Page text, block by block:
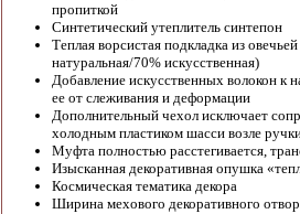
пропиткой
Синтетический утеплитель синтепон
Теплая ворсистая подкладка из
натуральная/70% искусственная)
Добавление искусственных волокон к
ее от слеживания и деформации
Дополнительный чехол исключает
холодным пластиком шасси возле
Муфта полностью расстегивается,
Изысканная декоративная опушка
Космическая тематика декора
Ширина мехового декоративного